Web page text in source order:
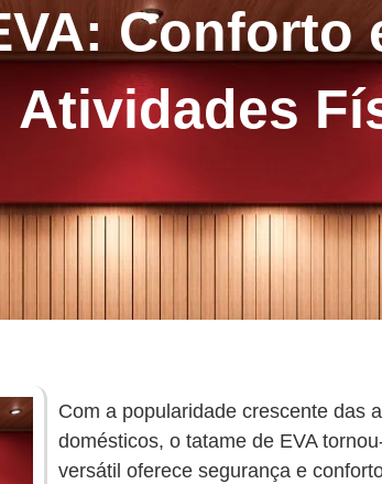
Conforto
Atividades
Com a popularidade crescente das
domésticos, o tatame de EVA
versátil oferece segurança e